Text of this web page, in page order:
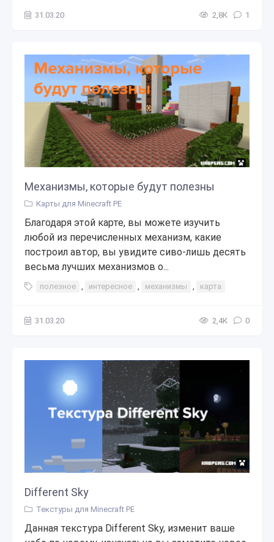
31.03.20 2,8К 1
Механизмы, которые будут полезны
Карты для Minecraft PE
Благодаря этой карте, вы можете изучить
любой из перечисленных механизм, какие
построил автор, вы увидите сиво-лишь десять
весьма лучших механизмов о...
полезное , интересное , механизмы , карта
31.03.20 2,4К 0
Different Sky
Текстуры для Minecraft PE
Данная текстура Different Sky, изменит ваше